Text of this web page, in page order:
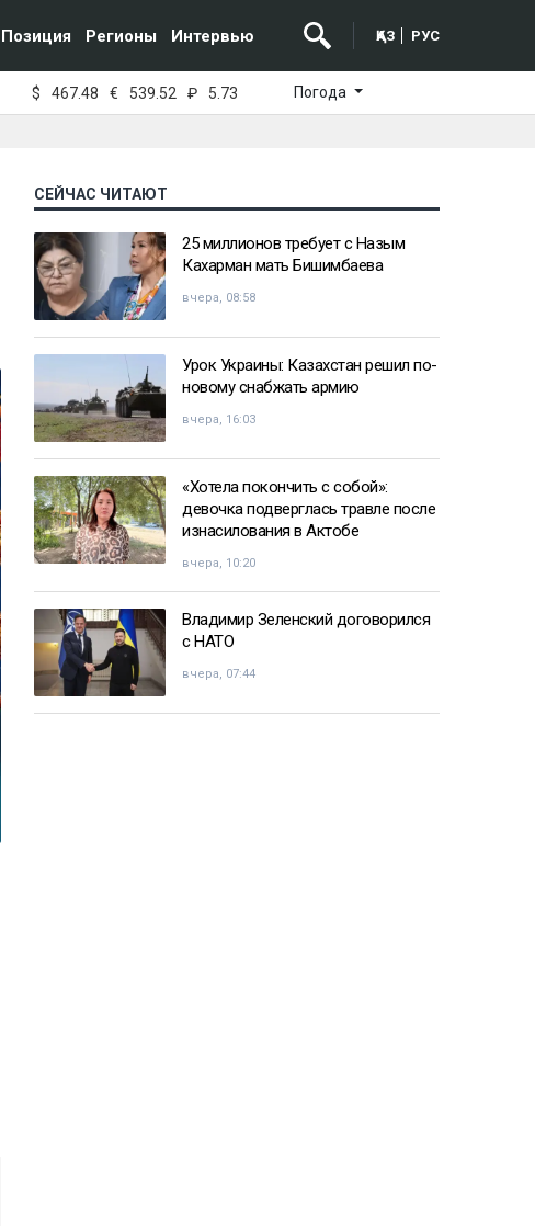
Позиция Регионы Интервью ҚАЗ РУС
$ 467.48 € 539.52 ₽ 5.73 Погода
СЕЙЧАС ЧИТАЮТ
25 миллионов требует с Назым
Кахарман мать Бишимбаева
вчера, 08:58
Урок Украины: Казахстан решил по-
новому снабжать армию
вчера, 16:03
«Хотела покончить с собой»:
девочка подверглась травле после
изнасилования в Актобе
вчера, 10:20
Владимир Зеленский договорился
с НАТО
вчера, 07:44